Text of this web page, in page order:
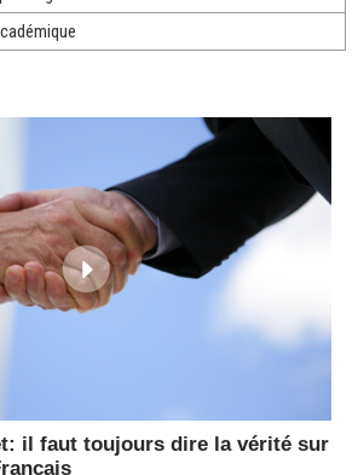
il faut toujours dire la vérité sur